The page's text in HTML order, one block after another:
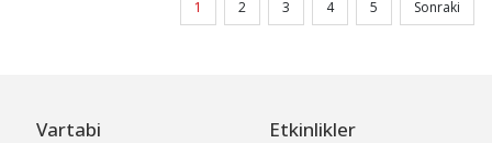
1 2 3 4 5 Sonraki
Vartabi Etkinlikler